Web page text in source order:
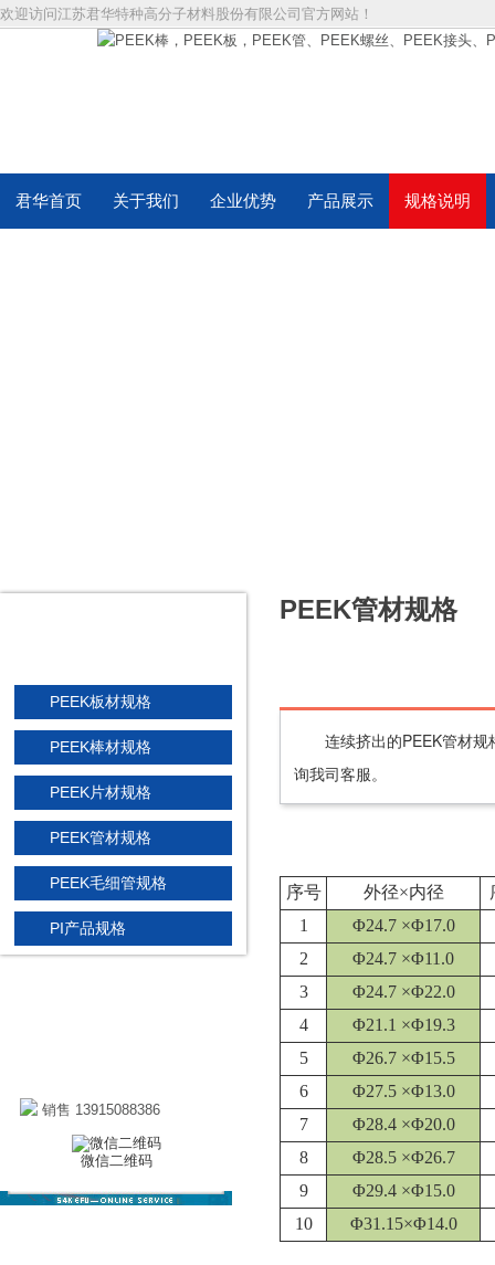
欢迎访问江苏君华特种高分子材料股份有限公司官方网站！
君华首页 关于我们 企业优势 产品展示 规格说明
PEEK板材规格
PEEK棒材规格
PEEK片材规格
PEEK管材规格
PEEK毛细管规格
PI产品规格
PEEK管材规格
连续挤出的PEEK管材
询我司客服。
序号 外径×内径
1
Φ24.7 ×Φ17.0
2
Φ24.7 ×Φ11.0
3
Φ24.7 ×Φ22.0
4
Φ21.1 ×Φ19.3
5
Φ26.7 ×Φ15.5
6
Φ27.5 ×Φ13.0
7
Φ28.4 ×Φ20.0
8
Φ28.5 ×Φ26.7
9
Φ29.4 ×Φ15.0
10
Φ31.15×Φ14.0
销售 13915088386
微信二维码